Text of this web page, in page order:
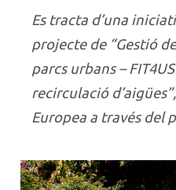
Es tracta d’una
projecte de “Gestió
parcs urbans –
recirculació
Europea a través del